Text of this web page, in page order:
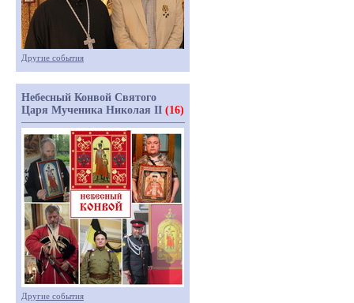
Другие события
Небесный Конвой Святого
Царя Мученика Николая II (16)
Другие события